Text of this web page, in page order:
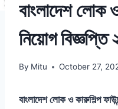
বাংলাদেশ লোক
নিয়োগ
By Mitu October 27,
বাংলাদেশ লোক ও কারুশিল্প